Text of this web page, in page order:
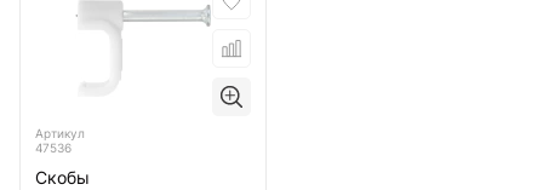
Артикул
47536
Скобы